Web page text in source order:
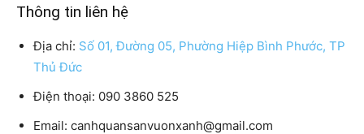
Thông tin liên hệ
Địa chỉ: Số 01, Đường 05, Phường Hiệp Bình Phước, TP
Thủ Đức
Điện thoại: 090 3860 525
Email: canhquansanvuonxanh@gmail.com